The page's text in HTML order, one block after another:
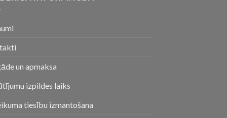
un apmaksa
izpildes laiks
tiesību izmantošana